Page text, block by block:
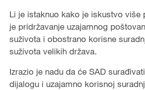
Li je istaknuo kako je iskustvo više
je pridržavanje uzajamnog
suživota i obostrano korisne
suživota velikih država.
Izrazio je nadu da će SAD
dijalogu i uzajamno korisnoj